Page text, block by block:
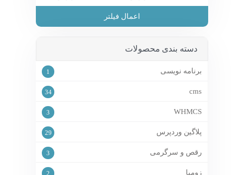
اعمال فیلتر
دسته بندی محصولات
برنامه نویسی 1
cms
34
WHMCS
3
پلاگین وردپرس 29
رقص و سرگرمی 3
زومبا 2